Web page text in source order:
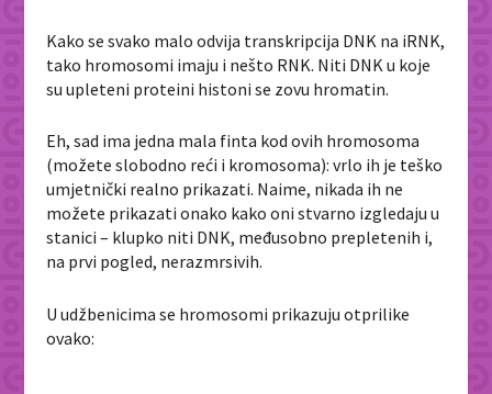
Kako se svako malo odvija transkripcija DNK na iRNK,
tako hromosomi imaju i nešto RNK. Niti DNK u koje
su upleteni proteini histoni se zovu hromatin.
Eh, sad ima jedna mala finta kod ovih hromosoma
(možete slobodno reći i kromosoma): vrlo ih je teško
umjetnički realno prikazati. Naime, nikada ih ne
možete prikazati onako kako oni stvarno izgledaju u
stanici – klupko niti DNK, međusobno prepletenih i,
na prvi pogled, nerazmrsivih.
U udžbenicima se hromosomi prikazuju otprilike
ovako: